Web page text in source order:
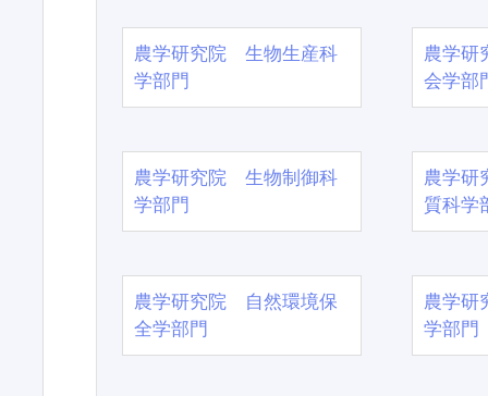
農学研究院 生物生産科
学部門
農学
会学部
農学研究院 生物制御科
学部門
農学
質科学
農学研究院 自然環境保
全学部門
農学
学部門